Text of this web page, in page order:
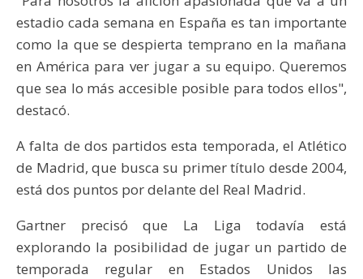
estadio cada semana en España es tan importante
como la que se despierta temprano en la mañana
en América para ver jugar a su equipo. Queremos
que sea lo más accesible posible para todos ellos",
destacó.
A falta de dos partidos esta temporada, el Atlético
de Madrid, que busca su primer título desde 2004,
está dos puntos por delante del Real Madrid.
Gartner precisó que La Liga todavía está
explorando la posibilidad de jugar un partido de
temporada regular en Estados Unidos las